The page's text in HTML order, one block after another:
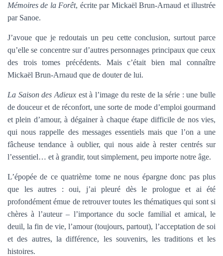
Mémoires de la Forêt, écrite par Mickaël Brun-Arnaud et illustrée
par Sanoe.
J’avoue que je redoutais un peu cette conclusion, surtout parce
qu’elle se concentre sur d’autres personnages principaux que ceux
des trois tomes précédents. Mais c’était bien mal connaître
Mickaël Brun-Arnaud que de douter de lui.
La Saison des Adieuxest à l’image du reste de la série : une bulle
de douceur et de réconfort, une sorte de mode d’emploi gourmand
et plein d’amour, à dégainer à chaque étape difficile de nos vies,
qui nous rappelle des messages essentiels mais que l’on a une
fâcheuse tendance à oublier, qui nous aide à rester centrés sur
l’essentiel… et à grandir, tout simplement, peu importe notre âge.
L’épopée de ce quatrième tome ne nous épargne donc pas plus
que les autres : oui, j’ai pleuré dès le prologue et ai été
profondément émue de retrouver toutes les thématiques qui sont si
chères à l’auteur – l’importance du socle familial et amical, le
deuil, la fin de vie, l’amour (toujours, partout), l’acceptation de soi
et des autres, la différence, les souvenirs, les traditions et les
histoires.